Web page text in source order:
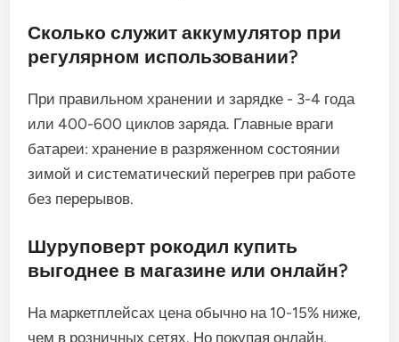
Сколько служит аккумулятор при
регулярном использовании?
При правильном хранении и зарядке - 3-4 года
или 400-600 циклов заряда. Главные враги
батареи: хранение в разряженном состоянии
зимой и систематический перегрев при работе
без перерывов.
Шуруповерт рокодил купить
выгоднее в магазине или онлайн?
На маркетплейсах цена обычно на 10-15% ниже,
чем в розничных сетях. Но покупая онлайн,